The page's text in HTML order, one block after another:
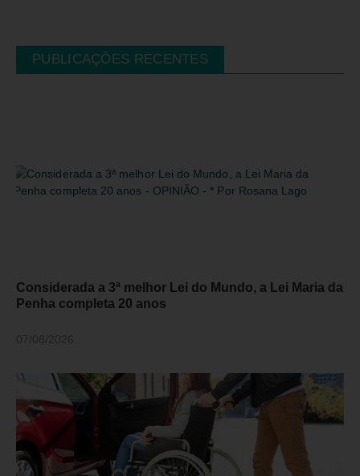
PUBLICAÇÕES RECENTES
Considerada a 3ª melhor Lei do Mundo, a Lei Maria da
Penha completa 20 anos